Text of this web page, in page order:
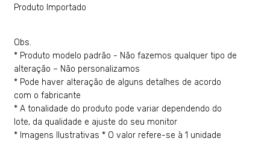
Produto Importado
Obs.
* Produto modelo padrão - Não fazemos qualquer tipo de
alteração – Não personalizamos
* Pode haver alteração de alguns detalhes de acordo
com o fabricante
* A tonalidade do produto pode variar dependendo do
lote, da qualidade e ajuste do seu monitor
* Imagens Ilustrativas * O valor refere-se à 1 unidade